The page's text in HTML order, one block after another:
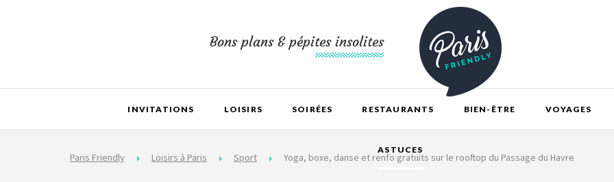
Bons plans & pépites insolites
INVITATIONS LOISIRS SOIRÉES RESTAURANTS BIEN-ÊTRE VOYAGES
ASTUCES
Paris Friendly Loisirs à Paris Sport Yoga, boxe, danse et renfo gratuits sur le rooftop du Passage du Havre